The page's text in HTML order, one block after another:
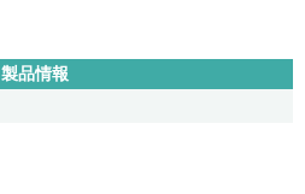
製品情報